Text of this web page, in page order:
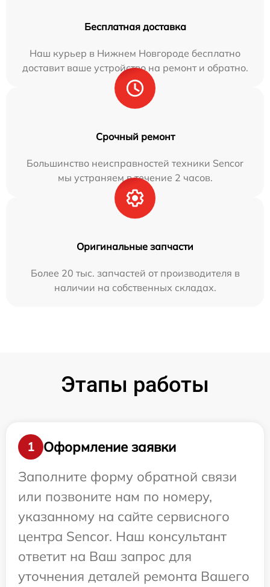
Бесплатная доставка
Наш курьер в Нижнем Новгороде бесплатно
доставит ваше устройство на ремонт и обратно.
Срочный ремонт
Большинство неисправностей техники Sencor
мы устраняем в течение 2 часов.
Оригинальные запчасти
Более 20 тыс. запчастей от производителя в
наличии на собственных складах.
Этапы работы
1
Оформление заявки
Заполните форму обратной связи
или позвоните нам по номеру,
указанному на сайте сервисного
центра Sencor. Наш консультант
ответит на Ваш запрос для
уточнения деталей ремонта Вашего